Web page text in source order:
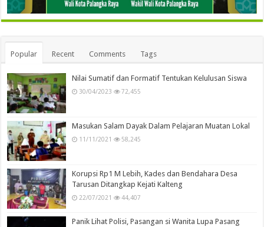
Popular Recent Comments Tags
Nilai Sumatif dan Formatif Tentukan Kelulusan Siswa
30/04/2023 72,455
Masukan Salam Dayak Dalam Pelajaran Muatan Lokal
11/11/2021 58,245
Korupsi Rp1 M Lebih, Kades dan Bendahara Desa
Tarusan Ditangkap Kejati Kalteng
22/07/2021 44,407
Panik Lihat Polisi, Pasangan si Wanita Lupa Pasang